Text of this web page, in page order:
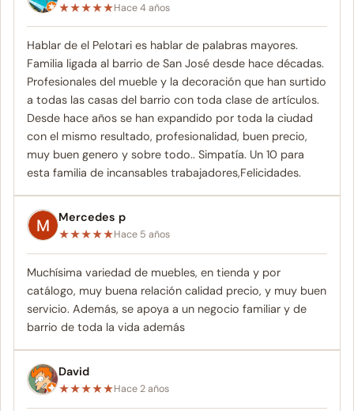
★★★★★Hace 4 años
Hablar de el Pelotari es hablar de palabras mayores.
Familia ligada al barrio de San José desde hace décadas.
Profesionales del mueble y la decoración que han surtido
a todas las casas del barrio con toda clase de artículos.
Desde hace años se han expandido por toda la ciudad
con el mismo resultado, profesionalidad, buen precio,
muy buen genero y sobre todo.. Simpatía. Un 10 para
esta familia de incansables trabajadores,Felicidades.
Mercedes p
★★★★★Hace 5 años
Muchísima variedad de muebles, en tienda y por
catálogo, muy buena relación calidad precio, y muy buen
servicio. Además, se apoya a un negocio familiar y de
barrio de toda la vida además
David
★★★★★Hace 2 años